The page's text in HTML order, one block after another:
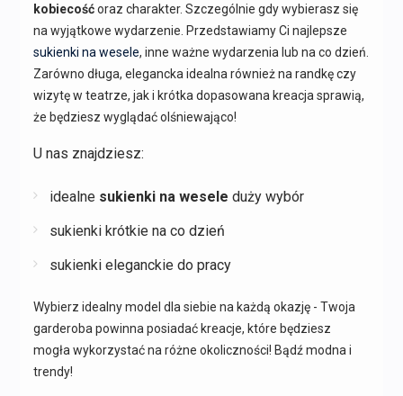
kobiecośćoraz charakter. Szczególnie gdy wybierasz się
na wyjątkowe wydarzenie. Przedstawiamy Ci najlepsze
sukienki na wesele, inne ważne wydarzenia lub na co dzień.
Zarówno długa, elegancka idealna również na randkę czy
wizytę w teatrze, jak i krótka dopasowana kreacja sprawią,
że będziesz wyglądać olśniewająco!
U nas znajdziesz:
idealne sukienki na wesele duży wybór
sukienki krótkie na co dzień
sukienki eleganckie do pracy
Wybierz idealny model dla siebie na każdą okazję - Twoja
garderoba powinna posiadać kreacje, które będziesz
mogła wykorzystać na różne okoliczności! Bądź modna i
trendy!